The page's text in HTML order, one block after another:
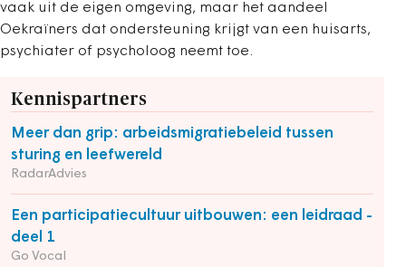
vaak uit de eigen omgeving, maar het aandeel
Oekraïners dat ondersteuning krijgt van een huisarts,
psychiater of psycholoog neemt toe.
Kennispartners
Meer dan grip: arbeidsmigratiebeleid tussen
sturing en leefwereld
RadarAdvies
Een participatiecultuur uitbouwen: een leidraad -
deel 1
Go Vocal